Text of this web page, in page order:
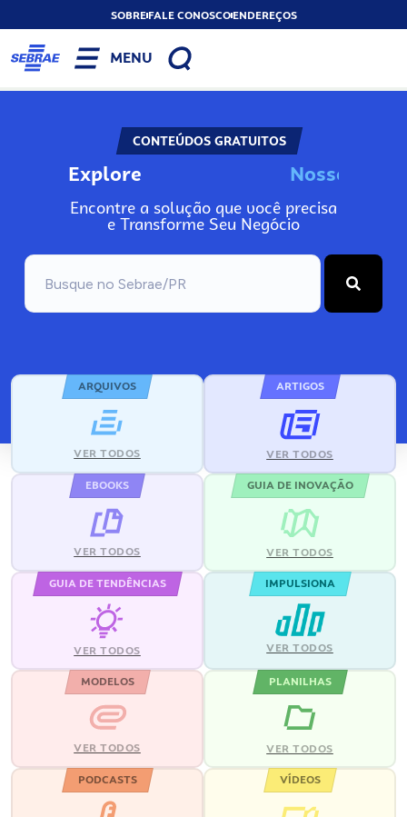
SOBREFALE CONOSCOENDEREÇOS
MENU
CONTEÚDOS GRATUITOS
Explore Nosso
Encontre a solução que você precisa
e Transforme Seu Negócio
ARQUIVOS
VER TODOS
ARTIGOS
VER TODOS
EBOOKS
VER TODOS
GUIA DE INOVAÇÃO
VER TODOS
GUIA DE TENDÊNCIAS
VER TODOS
IMPULSIONA
VER TODOS
MODELOS
VER TODOS
PLANILHAS
VER TODOS
PODCASTS VÍDEOS